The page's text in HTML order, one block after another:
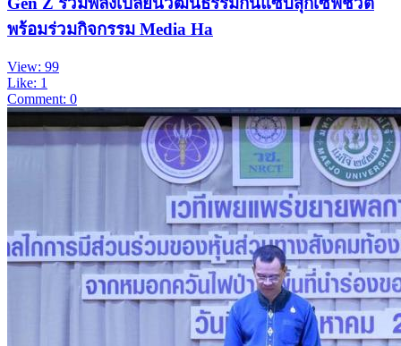
พร้อมร่วมกิจกรรม Media Ha
View: 99
Like: 1
Comment: 0